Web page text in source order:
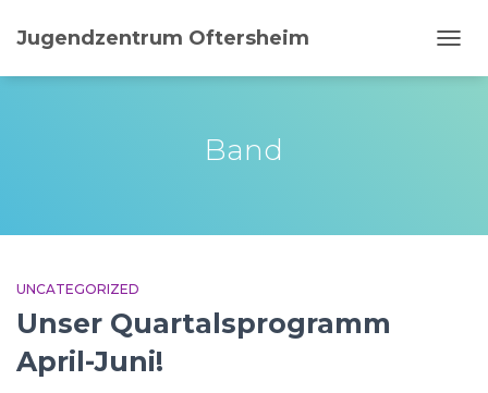
Jugendzentrum Oftersheim
Band
UNCATEGORIZED
Unser Quartalsprogramm
April-Juni!